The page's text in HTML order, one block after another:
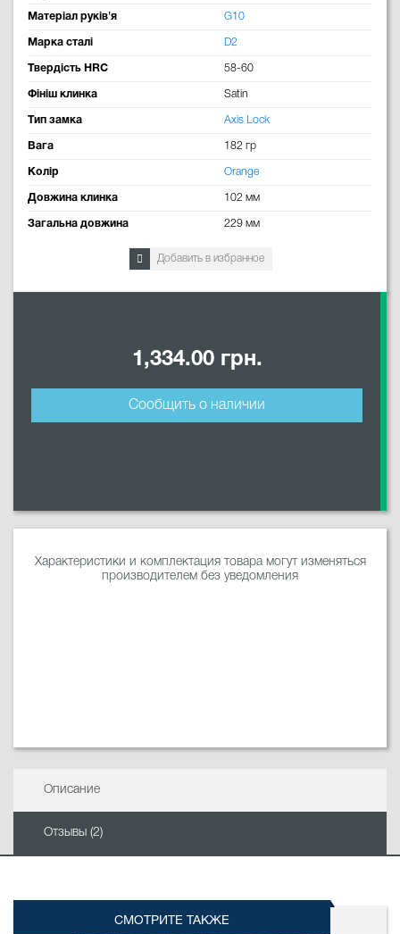
Матеріал руків'я G10
Марка сталі D2
Твердість HRC 58-60
Фініш клинка Satin
Тип замка Axis Lock
Вага 182 гр
Колір Orange
Довжина клинка 102 мм
Загальна довжина 229 мм
Добавить в избранное
1,334.00 грн.
Сообщить о наличии
Характеристики и комплектация товара могут изменяться
производителем без уведомления
Описание
Отзывы (2)
СМОТРИТЕ ТАКЖЕ